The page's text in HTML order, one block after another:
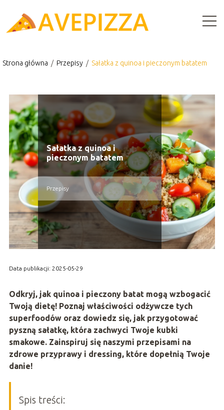
Strona główna / Przepisy / Sałatka z quinoa i pieczonym batatem
Sałatka z quinoa i
pieczonym batatem
Przepisy
Data publikacji: 2025-05-29
Odkryj, jak quinoa i pieczony batat mogą wzbogacić
Twoją dietę! Poznaj właściwości odżywcze tych
superfoodów oraz dowiedz się, jak przygotować
pyszną sałatkę, która zachwyci Twoje kubki
smakowe. Zainspiruj się naszymi przepisami na
zdrowe przyprawy i dressing, które dopełnią Twoje
danie!
Spis treści: